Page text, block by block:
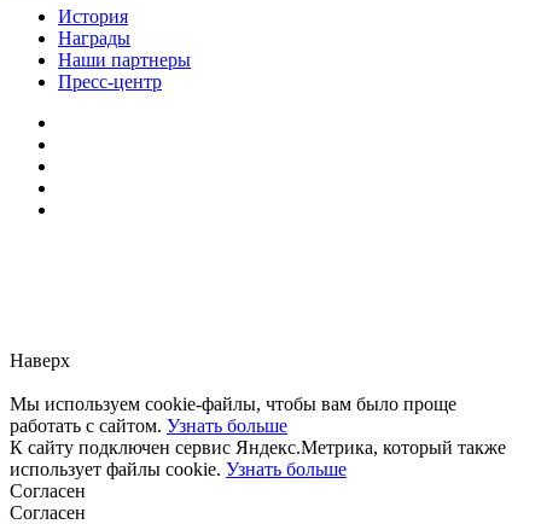
История
Награды
Наши партнеры
Пресс-центр
Наверх
Мы используем cookie-файлы, чтобы вам было проще
работать с сайтом. Узнать больше
К сайту подключен сервис Яндекс.Метрика, который также
использует файлы cookie. Узнать больше
Согласен
Согласен